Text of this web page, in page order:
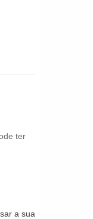
ter
a sua